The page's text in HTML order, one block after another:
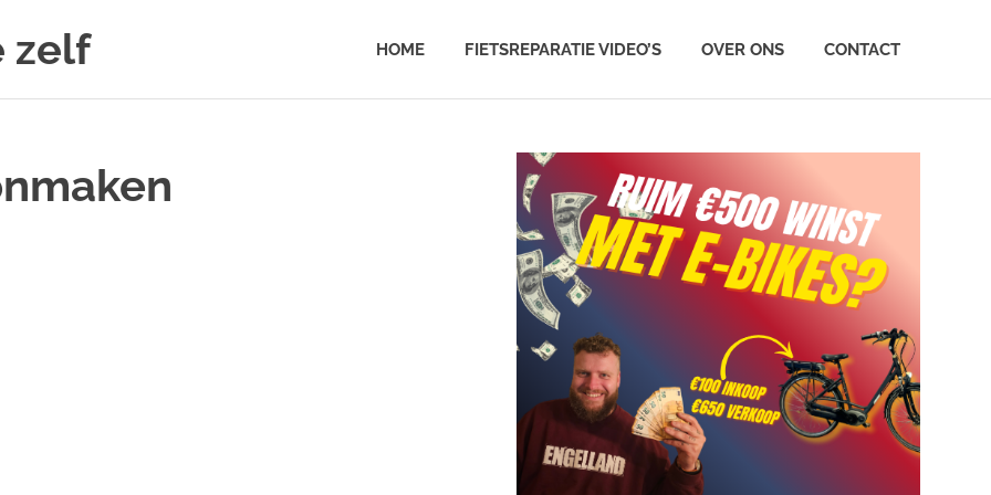
zelf HOME FIETSREPARATIE VIDEO’S OVER ONS CONTACT